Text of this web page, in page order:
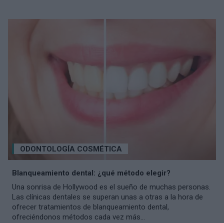
ODONTOLOGÍA COSMÉTICA
Blanqueamiento dental: ¿qué método elegir?
Una sonrisa de Hollywood es el sueño de muchas personas.
Las clínicas dentales se superan unas a otras a la hora de
ofrecer tratamientos de blanqueamiento dental,
ofreciéndonos métodos cada vez más...